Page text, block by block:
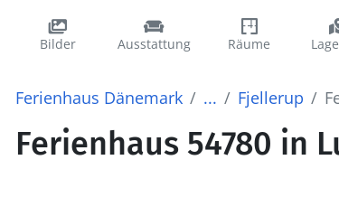
Bilder Ausstattung Räume
Ferienhaus Dänemark ... Fjellerup
Ferienhaus 54780 in